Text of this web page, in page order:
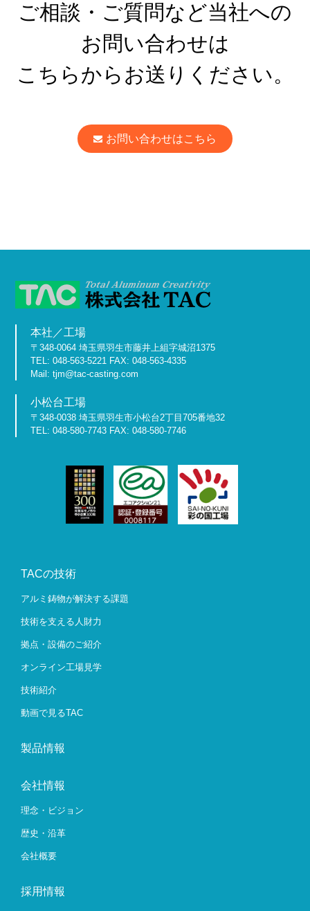
ご相談・ご質問など当社への
お問い合わせは
こちらからお送りください。
お問い合わせはこちら
本社／工場
〒348-0064 埼玉県羽生市藤井上組字城沼1375
TEL: 048-563-5221 FAX: 048-563-4335
Mail: tjm@tac-casting.com
小松台工場
〒348-0038 埼玉県羽生市小松台2丁目705番地32
TEL: 048-580-7743 FAX: 048-580-7746
TACの技術
アルミ鋳物が解決する課題
技術を支える人財力
拠点・設備のご紹介
オンライン工場見学
技術紹介
動画で見るTAC
製品情報
会社情報
理念・ビジョン
歴史・沿革
会社概要
採用情報